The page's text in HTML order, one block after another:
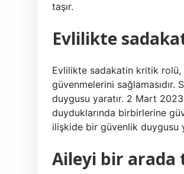
taşır.
Evlilikte
Evlilikte sadakatin kritik rolü,
güvenmelerini sağlamasıdır.
duygusu yaratır. 2 Mart
duyduklarında birbirlerine
ilişkide bir güvenlik duygusu
Aileyi bir arada